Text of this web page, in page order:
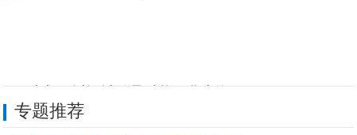
呼伦贝尔市田丰农业：水飞蓟全产业链 赋能
专题推荐